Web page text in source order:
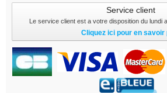
Service client
Le service client est a votre disposition du lundi
Cliquez ici pour en savoir